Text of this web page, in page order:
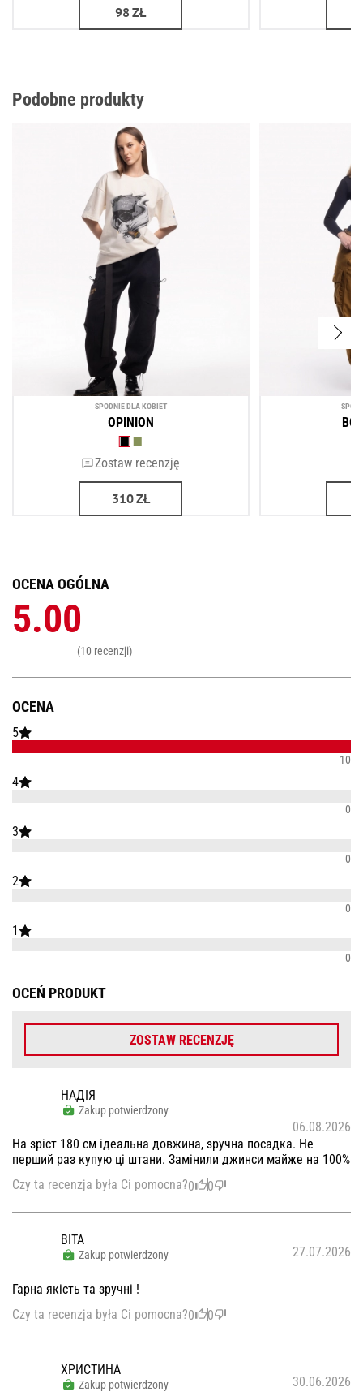
98 ZŁ
Podobne produkty
SPODNIE DLA KOBIET
OPINION
Zostaw recenzję
310ZŁ
OCENA
5
10
4
0
3
0
2
0
1
0
OCENA OGÓLNA
5.00
(10 recenzji)
OCEŃ PRODUKT
ZOSTAW RECENZJĘ
НАДІЯ
Zakup potwierdzony
06.08.2026
На зріст 180 см ідеальна довжина, зручна посадка. Не
перший раз купую ці штани. Замінили джинси майже на 100%
Czy ta recenzja była Ci pomocna?0 0
ВІТА
Zakup potwierdzony 27.07.2026
Гарна якість та зручні !
Czy ta recenzja była Ci pomocna?0 0
ХРИСТИНА
Zakup potwierdzony 30.06.2026